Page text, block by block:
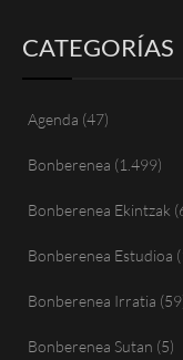
CATEGORÍAS
Agenda (47)
Bonberenea (1.499)
Bonberenea Ekintzak
Bonberenea Estudioa
Bonberenea Irratia
Bonberenea Sutan (5)